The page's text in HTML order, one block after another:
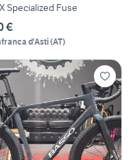
Specialized Fuse
€
d'Asti(AT)